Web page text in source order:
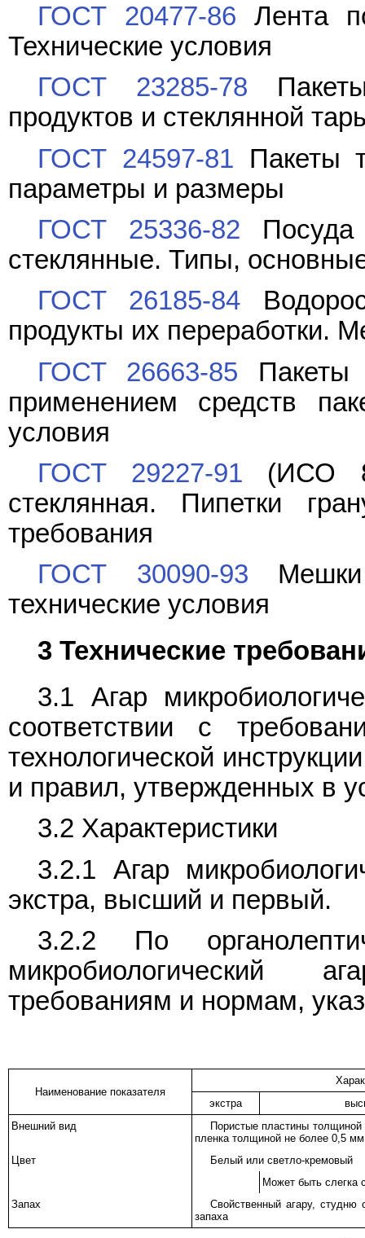
ГОСТ 20477-86 Лента
Технические условия
ГОСТ 23285-78
продуктов и стеклянной
ГОСТ 24597-81 Пакеты
параметры и размеры
ГОСТ 25336-82 Посуда
стеклянные. Типы,
ГОСТ 26185-84
продукты их переработки.
ГОСТ 26663-85 Пакеты
применением средств
условия
ГОСТ 29227-91 (ИСО
стеклянная. Пипетки
требования
ГОСТ 30090-93
технические условия
3 Технические
3.1 Агар
соответствии с
технологической
и правил, утвержденных в
3.2 Характеристики
3.2.1 Агар
экстра, высший и первый.
3.2.2 По
микробиологический
требованиям и нормам,
Наименование показателя
экстра
Внешний вид
Пористые пластины
пленка толщиной не более 0,5
Цвет
Белый или светло-кремовый
Может быть слегка
Запах
Свойственный агару, студню
запаха